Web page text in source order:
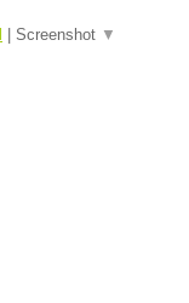
Screenshot ▼